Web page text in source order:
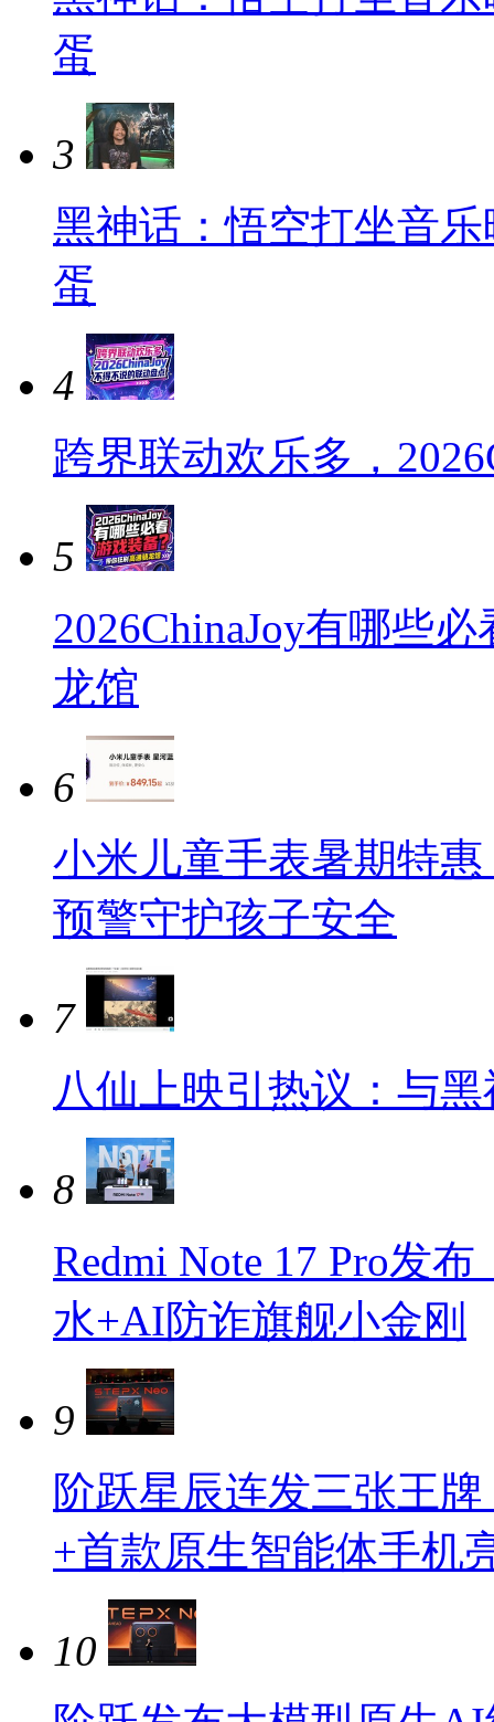
蛋
3
黑神话：悟空打坐音
蛋
4
跨界联动欢乐多，
5
2026ChinaJoy有哪些
龙馆
6
小米儿童手表暑期特
预警守护孩子安全
7
八仙上映引热议：与
8
Redmi Note 17 Pro发
水+AI防诈旗舰小金刚
9
阶跃星辰连发三张王牌
+首款原生智能体手机
10